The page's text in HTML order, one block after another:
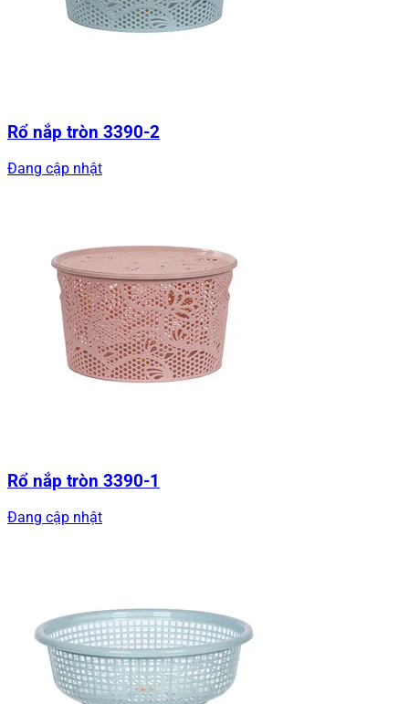
Rổ nắp tròn 3390-2
Đang cập nhật
Rổ nắp tròn 3390-1
Đang cập nhật